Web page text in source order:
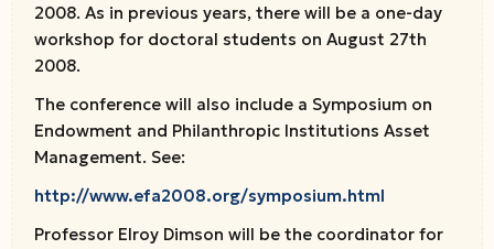
2008. As in previous years, there will be a one-day
workshop for doctoral students on August 27th
2008.
The conference will also include a Symposium on
Endowment and Philanthropic Institutions Asset
Management. See:
http://www.efa2008.org/symposium.html
Professor Elroy Dimson will be the coordinator for